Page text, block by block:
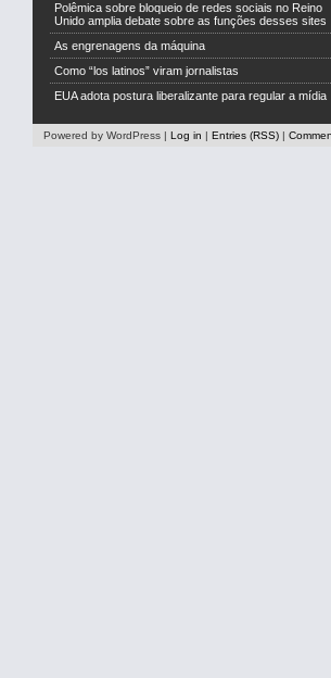
Polêmica sobre bloqueio de redes sociais no Reino
Unido amplia debate sobre as funções desses sites
As engrenagens da máquina
Como “los latinos” viram jornalistas
EUA adota postura liberalizante para regular a mídia
Powered by WordPress | Log in | Entries (RSS) |